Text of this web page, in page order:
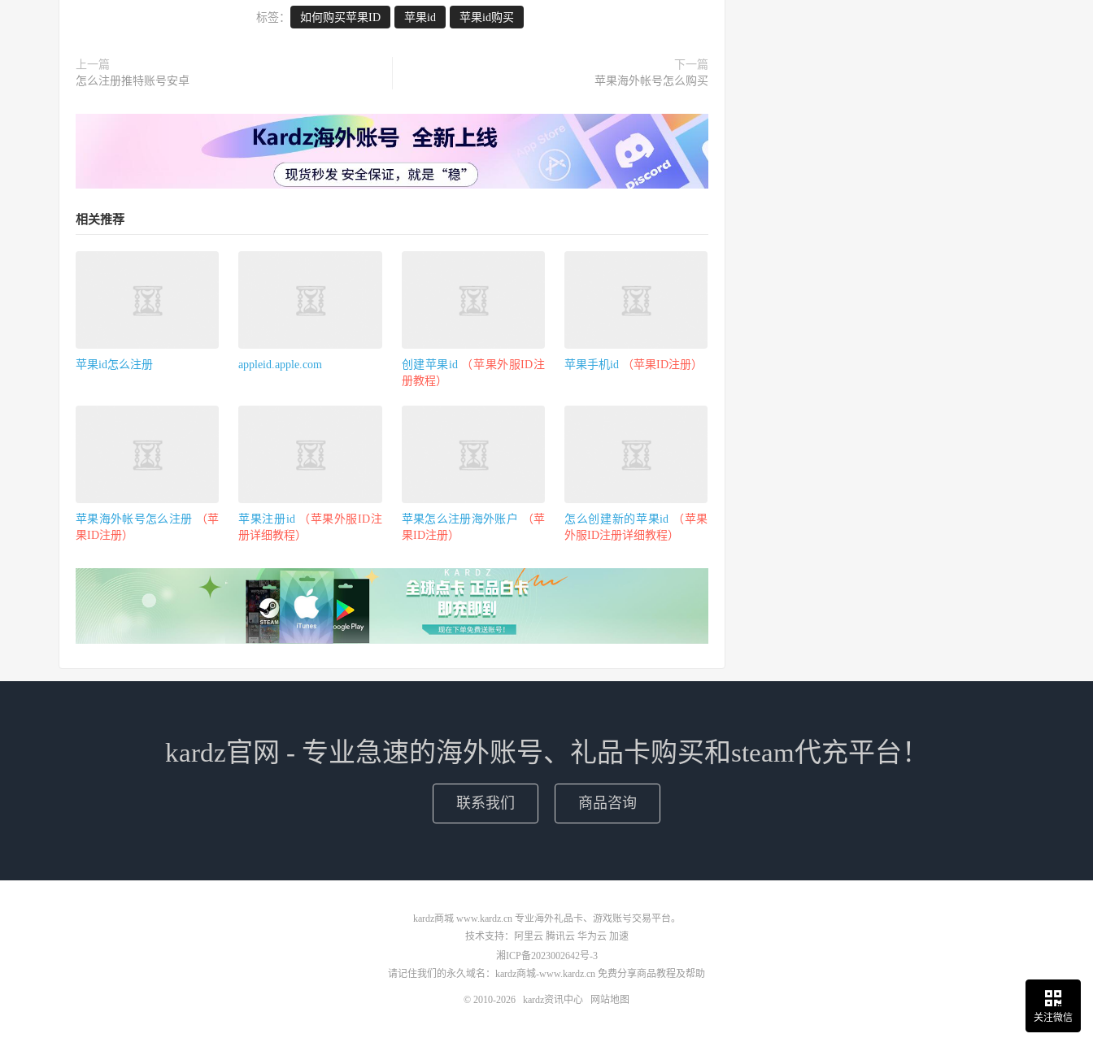
标签： 如何购买苹果ID 苹果id 苹果id购买
上一篇
怎么注册推特账号安卓
下一篇
苹果海外帐号怎么购买
相关推荐
苹果id怎么注册 appleid.apple.com 创建苹果id
（苹果外服ID注
册教程）
苹果手机id （苹果ID注册）
苹果海外帐号怎么注册
（苹
果ID注册）
苹果注册id
（苹果外服ID注
册详细教程）
苹果怎么注册海外账户
（苹
果ID注册）
怎么创建新的苹果id
（苹果
外服ID注册详细教程）
kardz官网 - 专业急速的海外账号、礼品卡购买和steam代充平台！
联系我们 商品咨询
kardz商城 www.kardz.cn 专业海外礼品卡、游戏账号交易平台。
技术支持：
阿里云 腾讯云 华为云加速
湘ICP备2023002642号-3
请记住我们的永久域名：kardz商城-www.kardz.cn 免费分享商品教程及帮助
© 2010-2026 kardz资讯中心
网站地图
关注微信